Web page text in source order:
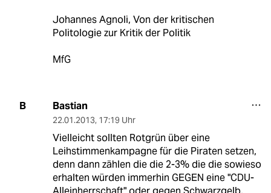
Johannes Agnoli, Von der kritischen
Politologie zur Kritik der Politik
MfG
B Bastian
22.01.2013, 17:19 Uhr
Vielleicht sollten Rotgrün über eine
Leihstimmenkampagne für die Piraten setzen,
denn dann zählen die die 2-3% die die sowieso
erhalten würden immerhin GEGEN eine "CDU-